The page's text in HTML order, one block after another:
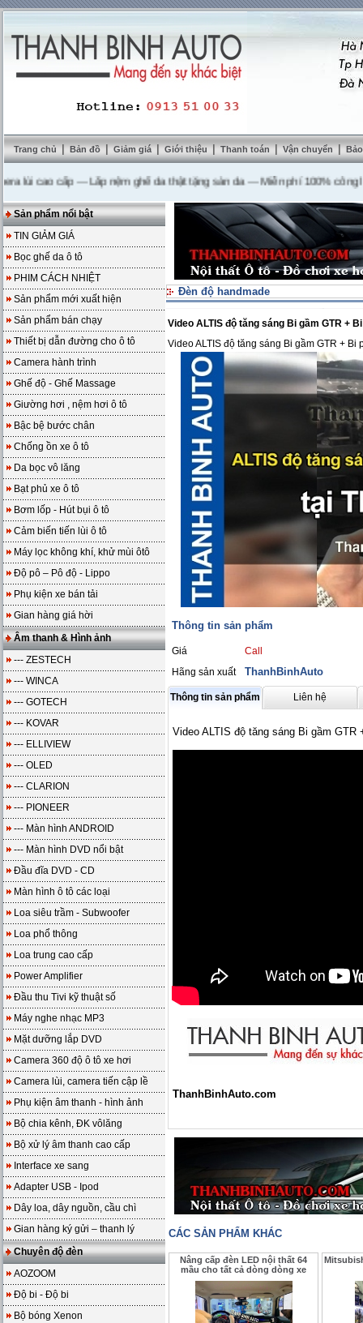
Trang chủ | Bản đồ | Giảm giá | Giới thiệu | Thanh toán | Vận chuyển |
cao cấp---Lắp nệm ghế da thật tặng sàn da---Miễn phí 100% công lắp
Sản phẩm nổi bật
TIN GIẢM GIÁ
Bọc ghế da ô tô
PHIM CÁCH NHIỆT
Sản phẩm mới xuất hiện
Sản phẩm bán chạy
Thiết bị dẫn đường cho ô tô
Camera hành trình
Ghế độ - Ghế Massage
Giường hơi , nệm hơi ô tô
Bậc bệ bước chân
Chống ồn xe ô tô
Da bọc vô lăng
Bạt phủ xe ô tô
Bơm lốp - Hút bụi ô tô
Cảm biến tiến lùi ô tô
Máy lọc không khí, khử mùi ôtô
Độ pô – Pô độ - Lippo
Phụ kiện xe bán tải
Gian hàng giá hời
Âm thanh & Hình ảnh
--- ZESTECH
--- WINCA
--- GOTECH
--- KOVAR
--- ELLIVIEW
--- OLED
--- CLARION
--- PIONEER
--- Màn hình ANDROID
--- Màn hình DVD nổi bật
Đầu đĩa DVD - CD
Màn hình ô tô các loại
Loa siêu trầm - Subwoofer
Loa phổ thông
Loa trung cao cấp
Power Amplifier
Đầu thu Tivi kỹ thuật số
Máy nghe nhạc MP3
Mặt dưỡng lắp DVD
Camera 360 độ ô tô xe hơi
Camera lùi, camera tiến cập lề
Phụ kiện âm thanh - hình ảnh
Bộ chia kênh, ĐK vôlăng
Bộ xử lý âm thanh cao cấp
Interface xe sang
Adapter USB - Ipod
Dây loa, dây nguồn, cầu chì
Gian hàng ký gửi – thanh lý
Chuyên độ đèn
AOZOOM
Độ bi - Độ bi
Bộ bóng Xenon
Đèn độ handmade
Video ALTIS độ tăng sáng Bi gầm GTR +
Video ALTIS độ tăng sáng Bi gầm GTR +
Thông tin sản phẩm
Giá
Call
Hãng sản xuất
ThanhBinhAuto
Thông tin sản phẩm Liên hệ
Video ALTIS độ tăng sáng Bi gầm
ThanhBinhAuto.com
CÁC SẢN PHẨM KHÁC
Nâng cấp đèn LED nội thất 64
mầu cho tất cả dòng dòng xe